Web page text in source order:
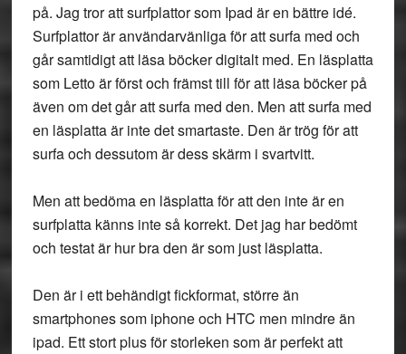
på. Jag tror att surfplattor som Ipad är en bättre idé.
Surfplattor är användarvänliga för att surfa med och
går samtidigt att läsa böcker digitalt med. En läsplatta
som Letto är först och främst till för att läsa böcker på
även om det går att surfa med den. Men att surfa med
en läsplatta är inte det smartaste. Den är trög för att
surfa och dessutom är dess skärm i svartvitt.
Men att bedöma en läsplatta för att den inte är en
surfplatta känns inte så korrekt. Det jag har bedömt
och testat är hur bra den är som just läsplatta.
Den är i ett behändigt fickformat, större än
smartphones som iphone och HTC men mindre än
ipad. Ett stort plus för storleken som är perfekt att